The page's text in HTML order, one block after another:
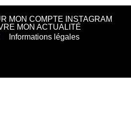
MON COMPTE INSTAGRAM
MON ACTUALITÉ
Informations légales